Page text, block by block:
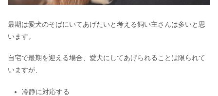
最期は愛犬のそばにいてあげたいと考える飼い主さんは多いと思
います。
自宅で最期を迎える場合、愛犬にしてあげられることは限られて
いますが、
冷静に対応する